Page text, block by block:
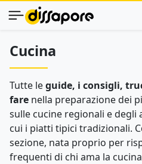
Cucina
Tutte leguide, i consigli,
fare nella preparazione dei
sulle cucine regionali e degli
cui i piatti tipici tradizionali.
sezione, nata proprio per
frequenti di chi ama la